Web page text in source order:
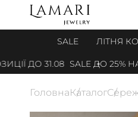
SALE ЛІТНЯ
ДО 31.08 SALE ДО 25% НА
ГоловнаКаталог